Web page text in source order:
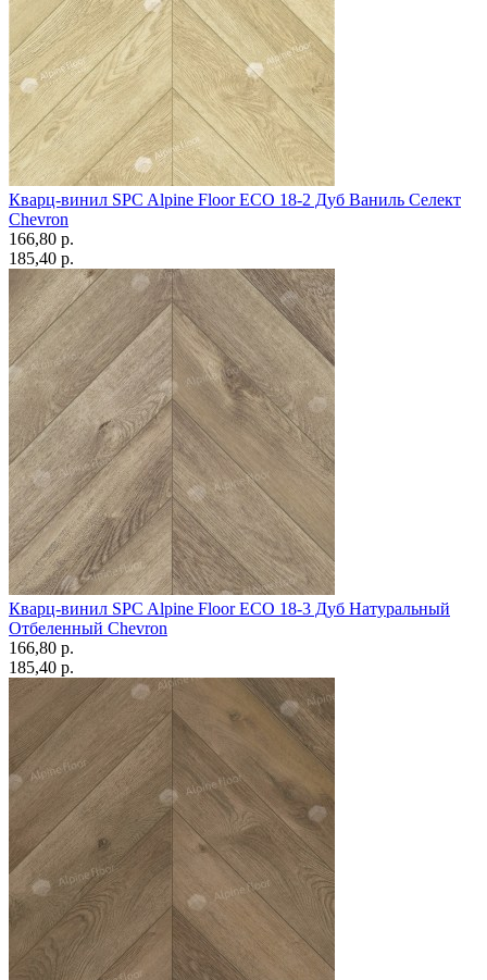
Кварц-винил SPC Alpine Floor ECO 18-2 Дуб Ваниль Селект
Chevron
166,80 p.
185,40 p.
Кварц-винил SPC Alpine Floor ECO 18-3 Дуб Натуральный
Отбеленный Chevron
166,80 p.
185,40 p.